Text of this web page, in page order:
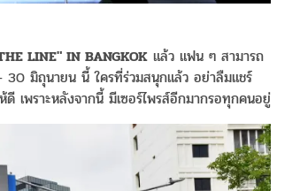
LINE" IN BANGKOK แล้ว แฟน ๆ สามารถ
มิถุนายน นี้ ใครที่ร่วมสนุกแล้ว อย่าลืมแชร์
เพราะหลังจากนี้ มีเซอร์ไพรส์อีกมากรอทุกคนอยู่